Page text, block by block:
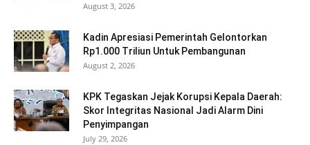
August 3, 2026
Kadin Apresiasi Pemerintah Gelontorkan
Rp1.000 Triliun Untuk Pembangunan
August 2, 2026
KPK Tegaskan Jejak Korupsi Kepala Daerah:
Skor Integritas Nasional Jadi Alarm Dini
Penyimpangan
July 29, 2026